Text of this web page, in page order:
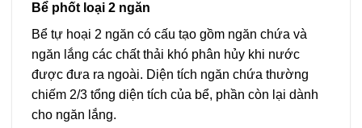
Bể phốt loại 2 ngăn
Bể tự hoại 2 ngăn có cấu tạo gồm ngăn chứa và
ngăn lắng các chất thải khó phân hủy khi nước
được đưa ra ngoài. Diện tích ngăn chứa thường
chiếm 2/3 tổng diện tích của bể, phần còn lại dành
cho ngăn lắng.